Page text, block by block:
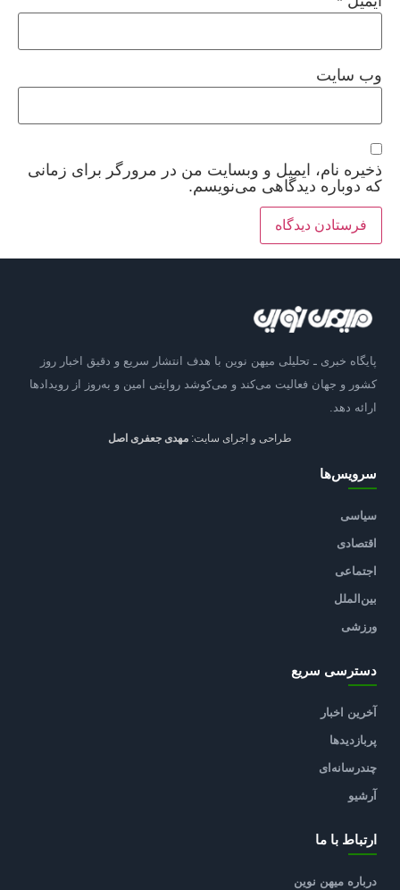
وب‌ سایت
ذخیره نام، ایمیل و وبسایت من در مرورگر برای زمانی
که دوباره دیدگاهی می‌نویسم.
پایگاه خبری ـ تحلیلی میهن نوین با هدف انتشار سریع و دقیق اخبار روز
کشور و جهان فعالیت می‌کند و می‌کوشد روایتی امین و به‌روز از رویدادها
ارائه دهد.
طراحی و اجرای سایت: مهدی جعفری اصل
سرویس‌ها
سیاسی
اقتصادی
اجتماعی
بین‌الملل
ورزشی
دسترسی سریع
آخرین اخبار
پربازدیدها
چندرسانه‌ای
آرشیو
ارتباط با ما
درباره میهن نوین